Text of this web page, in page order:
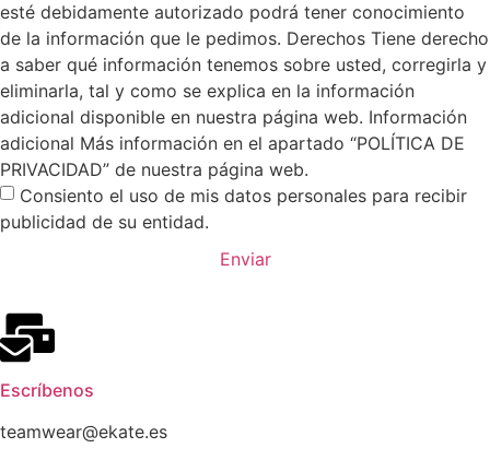
esté debidamente autorizado podrá tener conocimiento
de la información que le pedimos. Derechos Tiene derecho
a saber qué información tenemos sobre usted, corregirla y
eliminarla, tal y como se explica en la información
adicional disponible en nuestra página web. Información
adicional Más información en el apartado “POLÍTICA DE
PRIVACIDAD” de nuestra página web.
Consiento el uso de mis datos personales para recibir
publicidad de su entidad.
Enviar
Escríbenos
teamwear@ekate.es